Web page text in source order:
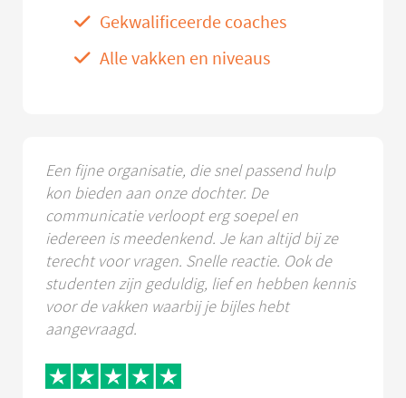
Gekwalificeerde coaches
Alle vakken en niveaus
Een fijne organisatie, die snel passend hulp
kon bieden aan onze dochter. De
communicatie verloopt erg soepel en
iedereen is meedenkend. Je kan altijd bij ze
terecht voor vragen. Snelle reactie. Ook de
studenten zijn geduldig, lief en hebben kennis
voor de vakken waarbij je bijles hebt
aangevraagd.